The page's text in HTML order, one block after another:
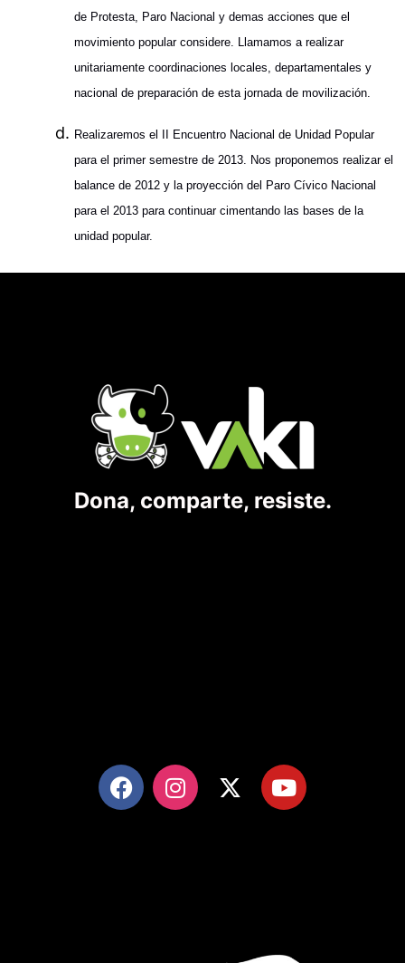
de Protesta, Paro Nacional y demas acciones que el
movimiento popular considere. Llamamos a realizar
unitariamente coordinaciones locales, departamentales y
nacional de preparación de esta jornada de movilización.
Realizaremos el II Encuentro Nacional de Unidad Popular
para el primer semestre de 2013. Nos proponemos realizar el
balance de 2012 y la proyección del Paro Cívico Nacional
para el 2013 para continuar cimentando las bases de la
unidad popular.
Dona, comparte, resiste.